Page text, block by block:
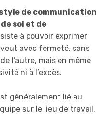
de communication
soi et de
à pouvoir exprimer
veut avec fermeté, sans
l’autre, mais en même
ni à l’excès.
généralement lié au
sur le lieu de travail,